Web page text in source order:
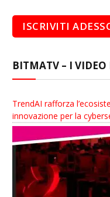
BITMATV – I
TrendAI rafforza
innovazione per la